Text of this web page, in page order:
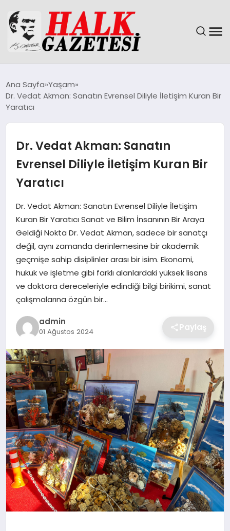
DÜNYA
MAGAZIN
SAĞLIK
SIYASET
SPOR
TEKNOLOJI
YAŞAM
Ana Sayfa Yaşam
Dr. Vedat Akman: Sanatın Evrensel Diliyle İletişim Kuran Bir
Yaratıcı
Dr. Vedat Akman: Sanatın
Evrensel Diliyle İletişim Kuran Bir
Yaratıcı
Dr. Vedat Akman: Sanatın Evrensel Diliyle İletişim
Kuran Bir Yaratıcı Sanat ve Bilim İnsanının Bir Araya
Geldiği Nokta Dr. Vedat Akman, sadece bir sanatçı
değil, aynı zamanda derinlemesine bir akademik
geçmişe sahip disiplinler arası bir isim. Ekonomi,
hukuk ve işletme gibi farklı alanlardaki yüksek lisans
ve doktora dereceleriyle edindiği bilgi birikimi, sanat
çalışmalarına özgün bir…
admin
01 Ağustos 2024 Paylaş